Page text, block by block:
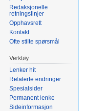
Redaksjonelle
retningslinjer
Opphavsrett
Kontakt
Ofte stilte spørsmål
Verktøy
Lenker hit
Relaterte endringer
Spesialsider
Permanent lenke
Sideinformasjon